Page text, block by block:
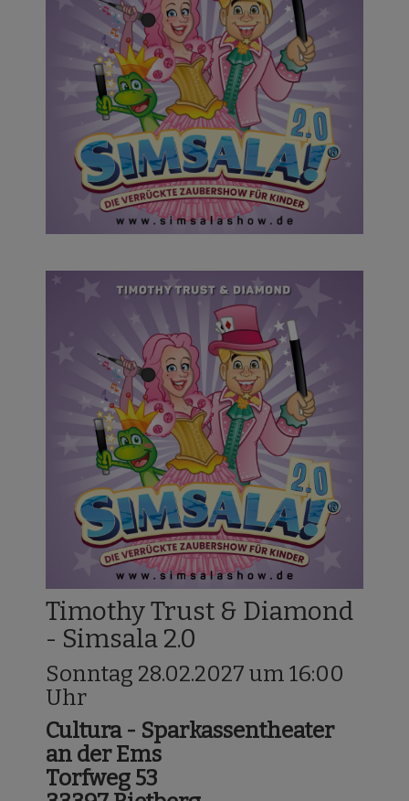
Timothy Trust & Diamond
- Simsala 2.0
Sonntag 28.02.2027 um 16:00
Uhr
Cultura - Sparkassentheater
an der Ems
Torfweg 53